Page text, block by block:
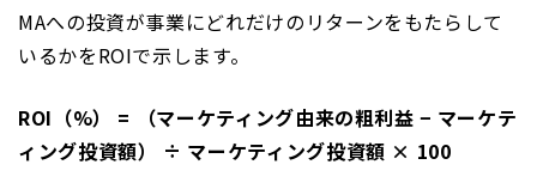
MAへの投資が事業にどれだけのリターンをもたらして
いるかをROIで示します。
ROI（%） = （マーケティング由来の粗利益 − マーケテ
ィング投資額） ÷ マーケティング投資額 × 100